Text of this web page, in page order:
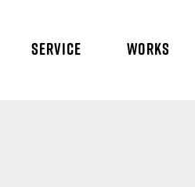
SERVICE WORKS